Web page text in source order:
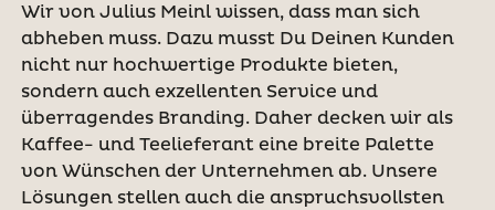
Wir von Julius Meinl wissen, dass man sich
abheben muss. Dazu musst Du Deinen Kunden
nicht nur hochwertige Produkte bieten,
sondern auch exzellenten Service und
überragendes Branding. Daher decken wir als
Kaffee- und Teelieferant eine breite Palette
von Wünschen der Unternehmen ab. Unsere
Lösungen stellen auch die anspruchsvollsten